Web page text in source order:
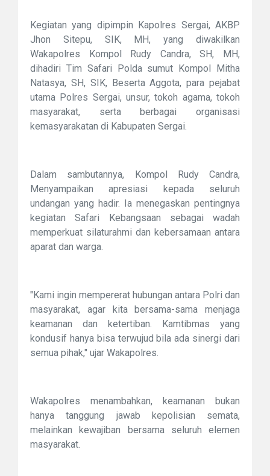
Kegiatan yang dipimpin Kapolres Sergai, AKBP
Jhon Sitepu, SIK, MH, yang diwakilkan
Wakapolres Kompol Rudy Candra, SH, MH,
dihadiri Tim Safari Polda sumut Kompol Mitha
Natasya, SH, SIK, Beserta Aggota, para pejabat
utama Polres Sergai, unsur, tokoh agama, tokoh
masyarakat, serta berbagai organisasi
kemasyarakatan di Kabupaten Sergai.
Dalam sambutannya, Kompol Rudy Candra,
Menyampaikan apresiasi kepada seluruh
undangan yang hadir. Ia menegaskan pentingnya
kegiatan Safari Kebangsaan sebagai wadah
memperkuat silaturahmi dan kebersamaan antara
aparat dan warga.
"Kami ingin mempererat hubungan antara Polri dan
masyarakat, agar kita bersama-sama menjaga
keamanan dan ketertiban. Kamtibmas yang
kondusif hanya bisa terwujud bila ada sinergi dari
semua pihak," ujar Wakapolres.
Wakapolres menambahkan, keamanan bukan
hanya tanggung jawab kepolisian semata,
melainkan kewajiban bersama seluruh elemen
masyarakat.